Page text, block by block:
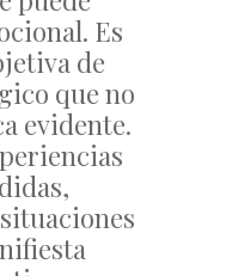
Es
de
que no
evidente.